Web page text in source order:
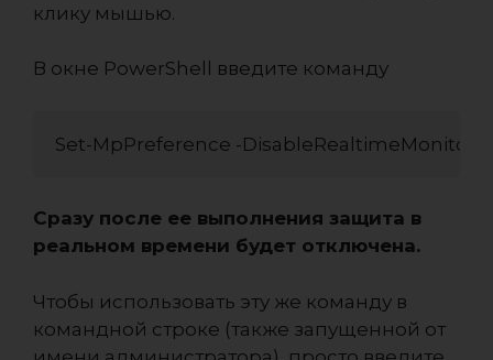
клику мышью.
В окне PowerShell введите команду
Set-MpPreference -
Сразу после ее выполнения защита в
реальном времени будет отключена.
Чтобы использовать эту же команду в
командной строке (также запущенной от